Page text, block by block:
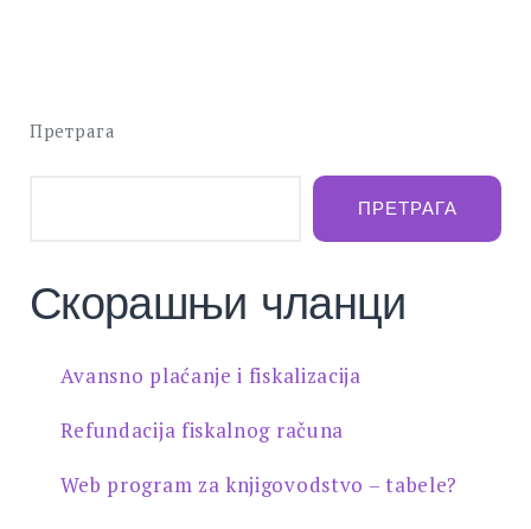
Претрага
ПРЕТРАГА
Скорашњи чланци
Avansno plaćanje i fiskalizacija
Refundacija fiskalnog računa
Web program za knjigovodstvo – tabele?